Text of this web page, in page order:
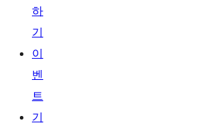
하
기
이
벤
트
기